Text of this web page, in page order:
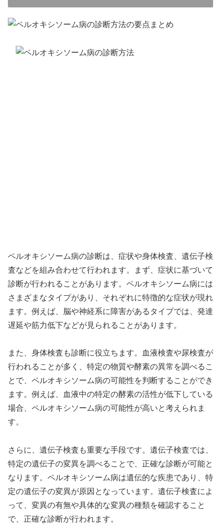
ペルオキシソーム病の診断は、症状や身体検査、遺伝子検
査などを組み合わせて行われます。まず、症状に基づいて
診断が行われることがあります。ペルオキシソーム病には
さまざまなタイプがあり、それぞれに特徴的な症状が現れ
ます。例えば、脳や神経系に障害があるタイプでは、発達
遅延や筋力低下などが見られることがあります。
また、身体検査も診断に役立ちます。血液検査や尿検査が
行われることが多く、特定の物質や酵素の異常を調べるこ
とで、ペルオキシソーム病の可能性を判断することができ
ます。例えば、血液中の特定の酵素の活性が低下している
場合、ペルオキシソーム病の可能性が高いと考えられま
す。
さらに、遺伝子検査も重要な手段です。遺伝子検査では、
特定の遺伝子の変異を調べることで、正確な診断が可能と
なります。ペルオキシソーム病は遺伝的な疾患であり、特
定の遺伝子の変異が原因となっています。遺伝子検査によ
って、変異の有無や具体的な変異の種類を確認すること
で、正確な診断が行われます。